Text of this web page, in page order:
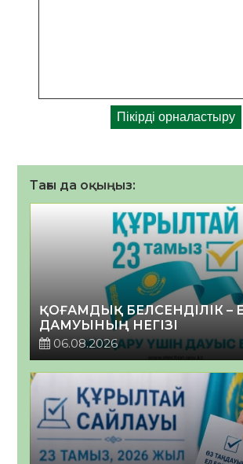
Тағы да оқыңыз:
ҚОҒАМДЫҚ БЕЛСЕНДІЛІК –
ДАМУЫНЫҢ НЕГІЗІ
06.08.2026